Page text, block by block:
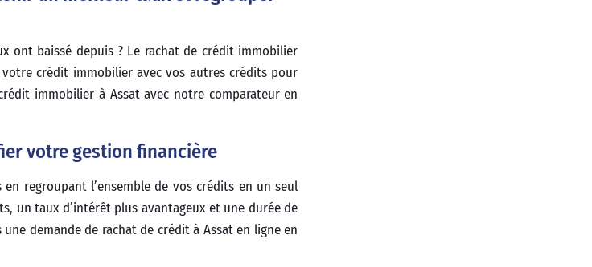
ont baissé depuis ? Le rachat de crédit immobilier
crédit immobilier avec vos autres crédits pour
immobilier à Assat avec notre comparateur en
votre gestion financière
regroupant l’ensemble de vos crédits en un seul
un taux d’intérêt plus avantageux et une durée de
demande de rachat de crédit à Assat en ligne en